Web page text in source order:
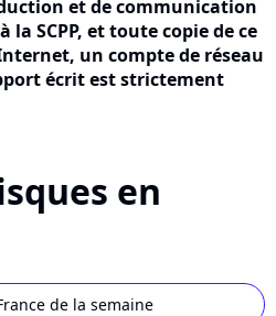
et de communication
SCPP, et toute copie de ce
un compte de réseau
écrit est strictement
en
de la semaine